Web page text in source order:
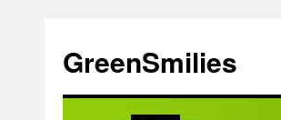
springen
GreenSmilies